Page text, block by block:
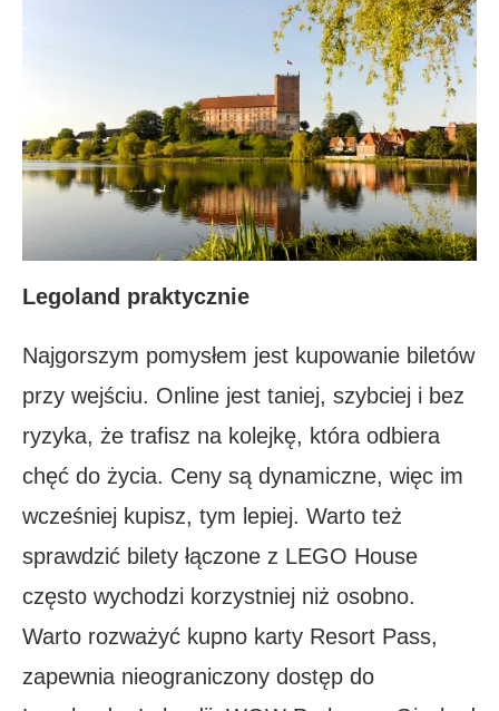
Legoland praktycznie
Najgorszym pomysłem jest kupowanie biletów
przy wejściu. Online jest taniej, szybciej i bez
ryzyka, że trafisz na kolejkę, która odbiera
chęć do życia. Ceny są dynamiczne, więc im
wcześniej kupisz, tym lepiej. Warto też
sprawdzić bilety łączone z LEGO House
często wychodzi korzystniej niż osobno.
Warto rozważyć kupno karty Resort Pass,
zapewnia nieograniczony dostęp do